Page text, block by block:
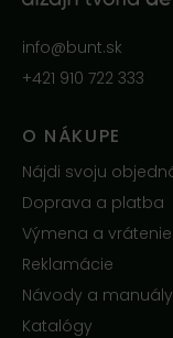
info@bunt.sk
+421 910 722 333
O NÁKUPE
Nájdi svoju
Doprava a platba
Výmena a
Reklamácie
Návody a manuály
Katalógy